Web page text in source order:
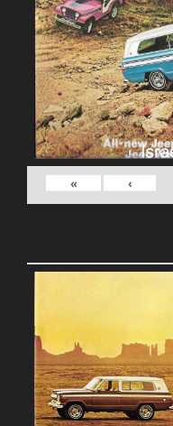
›
»